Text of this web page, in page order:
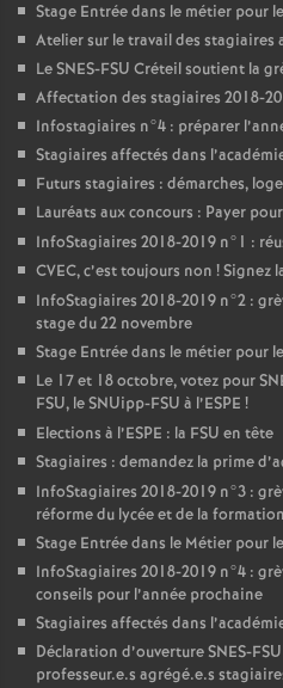
Stage Entrée dans le métier pour
Atelier sur le travail des stagiaires
LeSNES-FSU Créteil soutient la
Affectation des stagiaires 2018-
Infostagiaires n°4 : préparer
Stagiaires affectés dans
Futurs stagiaires : démarches,
Lauréats aux concours : Payer
InfoStagiaires 2018-2019 n°1 :
CVEC, c’est toujours non ! Signez
InfoStagiaires 2018-2019 n°2 :
stage du 22 novembre
Stage Entrée dans le métier pour
Le 17 et 18 octobre, votez pour
FSU, le SNUipp-FSU à l’ESPE !
Elections à l’ESPE : la FSU en tête
Stagiaires : demandez la prime
InfoStagiaires 2018-2019 n°3 :
réforme du lycée et de la formation
Stage Entrée dans le Métier pour
InfoStagiaires 2018-2019 n°4 :
conseils pour l’année prochaine
Stagiaires affectés dans
Déclaration d’ouvertureSNES-FSU
professeur.e.s agrégé.e.s